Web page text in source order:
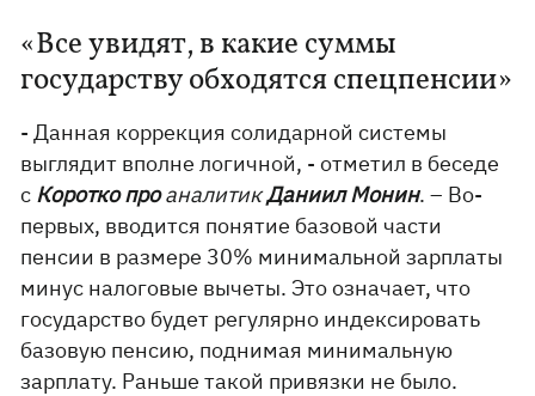
«Все увидят, в какие суммы
государству обходятся спецпенсии»
- Данная коррекция солидарной системы
выглядит вполне логичной, - отметил в беседе
с Коротко проаналитикДаниил Монин. – Во-
первых, вводится понятие базовой части
пенсии в размере 30% минимальной зарплаты
минус налоговые вычеты. Это означает, что
государство будет регулярно индексировать
базовую пенсию, поднимая минимальную
зарплату. Раньше такой привязки не было.